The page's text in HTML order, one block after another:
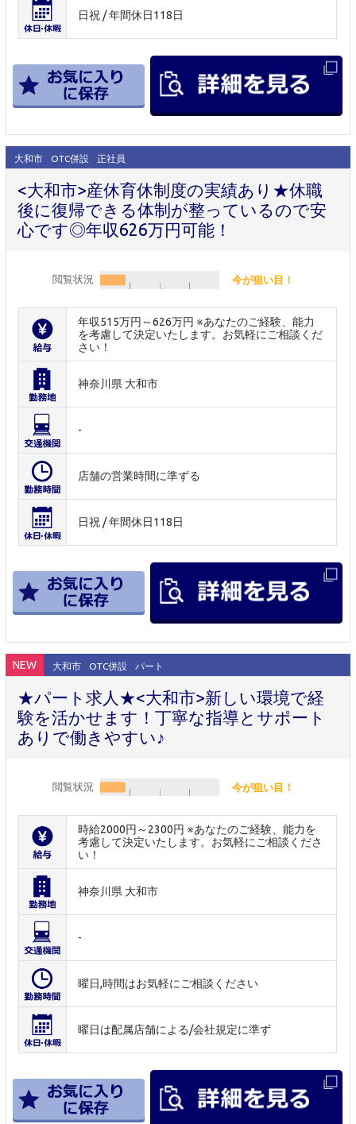
日祝 / 年間休日118日
大和市 OTC併設 正社員
<大和市>産休育休制度の実績あり★休職
後に復帰できる体制が整っているので安
心です◎年収626万円可能！
閲覧状況 今が狙い目！
年収515万円～626万円 ※あなたのご経験、能力
を考慮して決定いたします。お気軽にご相談くだ
さい！
神奈川県 大和市
-
店舗の営業時間に準ずる
日祝 / 年間休日118日
NEW 大和市 OTC併設 パート
★パート求人★<大和市>新しい環境で経
験を活かせます！丁寧な指導とサポート
ありで働きやすい♪
閲覧状況 今が狙い目！
時給2000円～2300円 ※あなたのご経験、能力を
考慮して決定いたします。お気軽にご相談くださ
い！
神奈川県 大和市
-
曜日,時間はお気軽にご相談ください
曜日は配属店舗による/会社規定に準ず